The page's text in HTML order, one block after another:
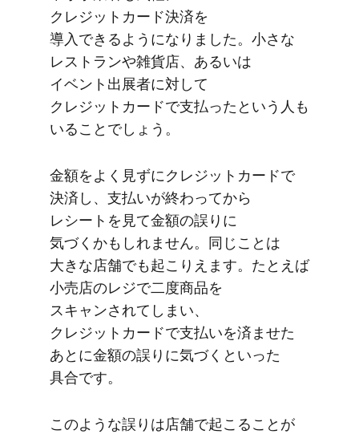
クレジットカード決済を​
導入できるようになりました。​小さな​
レストランや​雑貨店、​あるいは​
イベント出展者に​対して​
クレジットカードで​支払ったと​いう​人も​
いる​ことでしょう。
金額を​よく​見ずに​クレジットカードで​
決済し、​支払いが​終わってから​
レシートを​見て​金額の​誤りに​
気づくかもしれません。​同じ​ことは​
大きな​店舗でも​起こりえます。​たとえば​
小売店の​レジで​二度商品を​
スキャンされてしまい、​
クレジットカードで​支払いを​済ませた​
あとに​金額の​誤りに​気づくと​いった​
具合です。
このような​誤りは​店舗で​起こる​ことが​